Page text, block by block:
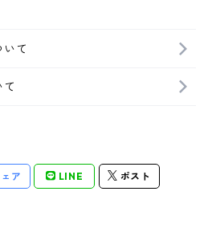
て
ア LINE ポスト